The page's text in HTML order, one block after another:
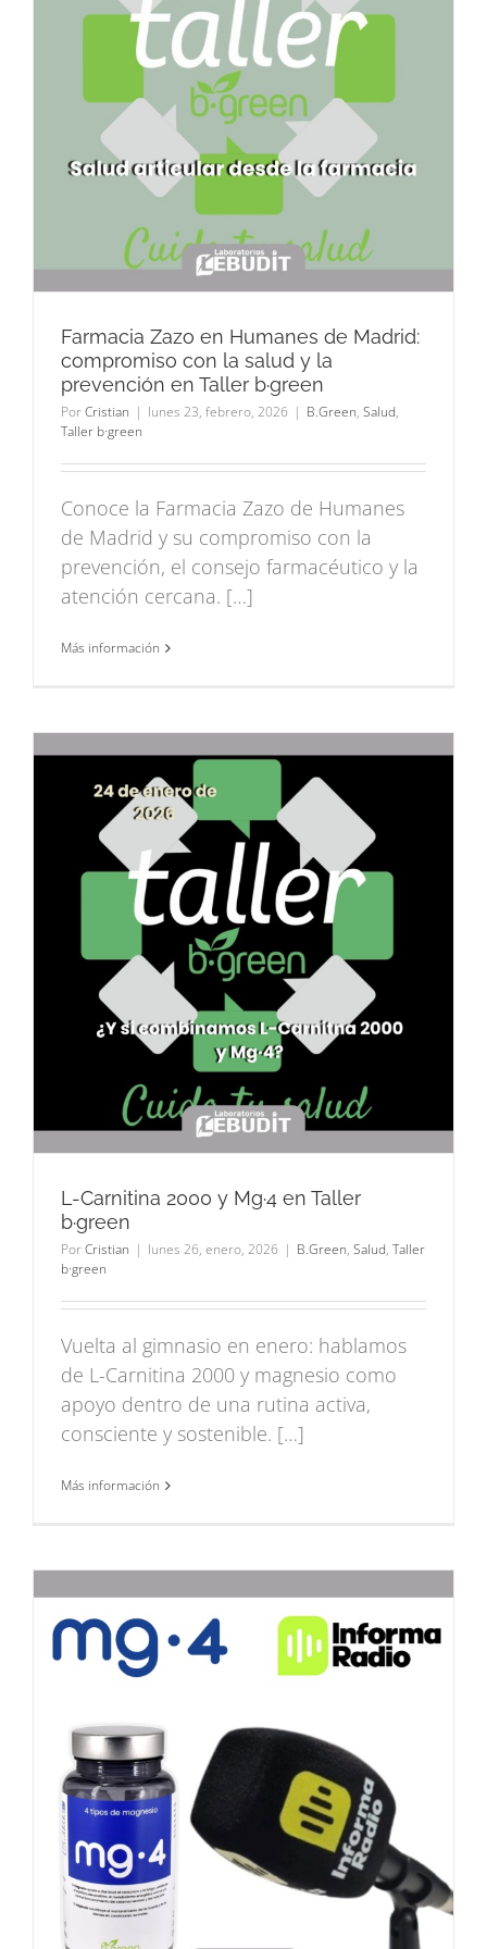
Farmacia Zazo en Humanes de Madrid:
compromiso con la salud y la
prevención en Taller b·green
PorCristian | lunes 23, febrero, 2026 | B.Green, Salud,
Taller b·green
Conoce la Farmacia Zazo de Humanes
de Madrid y su compromiso con la
prevención, el consejo farmacéutico y la
atención cercana. […]
Más información
L-Carnitina 2000 y Mg·4 en Taller
b·green
PorCristian | lunes 26, enero, 2026 | B.Green, Salud, Taller
b·green
Vuelta al gimnasio en enero: hablamos
de L-Carnitina 2000 y magnesio como
apoyo dentro de una rutina activa,
consciente y sostenible. […]
Más información